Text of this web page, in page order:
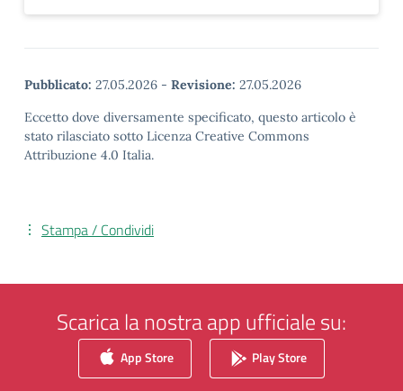
Pubblicato: 27.05.2026 - Revisione: 27.05.2026
Eccetto dove diversamente specificato, questo articolo è
stato rilasciato sotto Licenza Creative Commons
Attribuzione 4.0 Italia.
Stampa / Condividi
Scarica la nostra app ufficiale su:
App Store Play Store